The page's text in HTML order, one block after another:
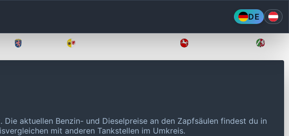
DE
Die aktuellen Benzin- und Dieselpreise an den Zapfsäulen findest du in
mit anderen Tankstellen im Umkreis.